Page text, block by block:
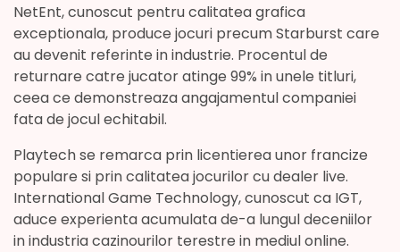
NetEnt, cunoscut pentru calitatea grafica
exceptionala, produce jocuri precum Starburst care
au devenit referinte in industrie. Procentul de
returnare catre jucator atinge 99% in unele titluri,
ceea ce demonstreaza angajamentul companiei
fata de jocul echitabil.
Playtech se remarca prin licentierea unor francize
populare si prin calitatea jocurilor cu dealer live.
International Game Technology, cunoscut ca IGT,
aduce experienta acumulata de-a lungul deceniilor
in industria cazinourilor terestre in mediul online.